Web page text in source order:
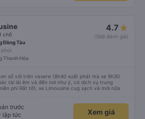
dịch vụ vận tải hành khách.
chỗ
4.7
(568 đánh giá)
Đồng Tàu
Thanh Hóa
số với trên vexere (8h40 xuất phát mà xe 9h30
tài lái êm và đến nơi như ý, có dịch vụ trung
chuyển tới khách sạn miễn phí Rất tốt, xe Limousine cug sạch và mới nữa
trước
lập tức
Xem giá